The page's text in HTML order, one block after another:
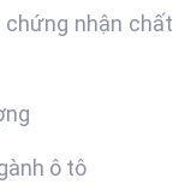
nhận chất
ô tô